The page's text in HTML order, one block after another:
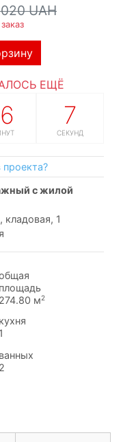
UAH
ЕЩЁ
6
СЕКУНД
кладовая, 1
площадь
274.80 м2
кухня
1
ванных
2